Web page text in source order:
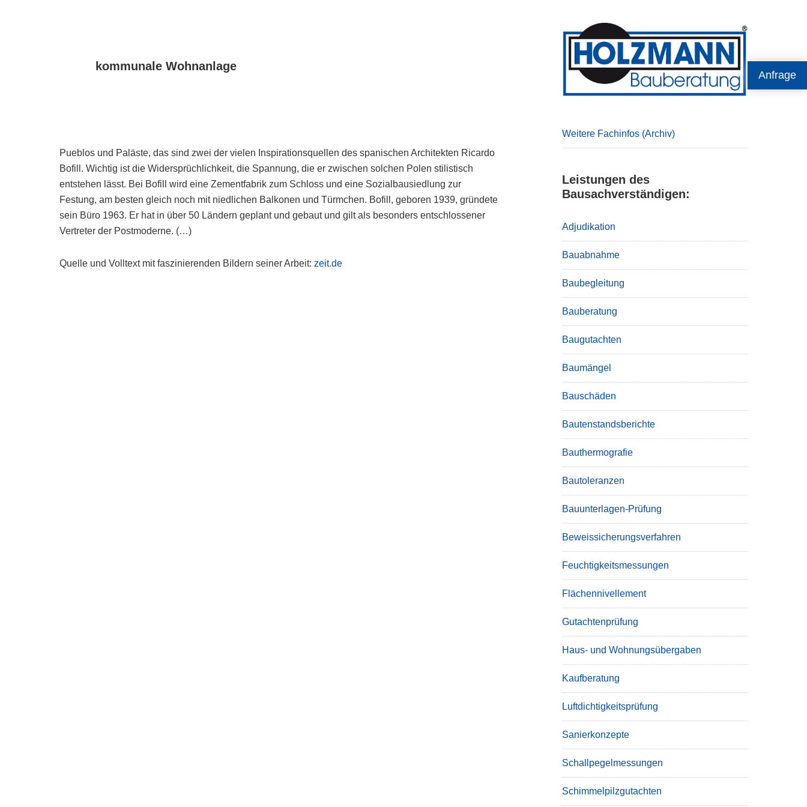
Anfrage
kommunale Wohnanlage
Pueblos und Paläste, das sind zwei der vielen Inspirationsquellen des spanischen Architekten Ricardo
Bofill. Wichtig ist die Widersprüchlichkeit, die Spannung, die er zwischen solchen Polen stilistisch
entstehen lässt. Bei Bofill wird eine Zementfabrik zum Schloss und eine Sozialbausiedlung zur
Festung, am besten gleich noch mit niedlichen Balkonen und Türmchen. Bofill, geboren 1939, gründete
sein Büro 1963. Er hat in über 50 Ländern geplant und gebaut und gilt als besonders entschlossener
Vertreter der Postmoderne. (…)
Quelle und Volltext mit faszinierenden Bildern seiner Arbeit:zeit.de
Primary
Sidebar
Weitere Fachinfos (Archiv)
Leistungen des
Bausachverständigen:
Adjudikation
Bauabnahme
Baubegleitung
Bauberatung
Baugutachten
Baumängel
Bauschäden
Bautenstandsberichte
Bauthermografie
Bautoleranzen
Bauunterlagen-Prüfung
Beweissicherungsverfahren
Feuchtigkeitsmessungen
Flächennivellement
Gutachtenprüfung
Haus- und Wohnungsübergaben
Kaufberatung
Luftdichtigkeitsprüfung
Sanierkonzepte
Schallpegelmessungen
Schimmelpilzgutachten